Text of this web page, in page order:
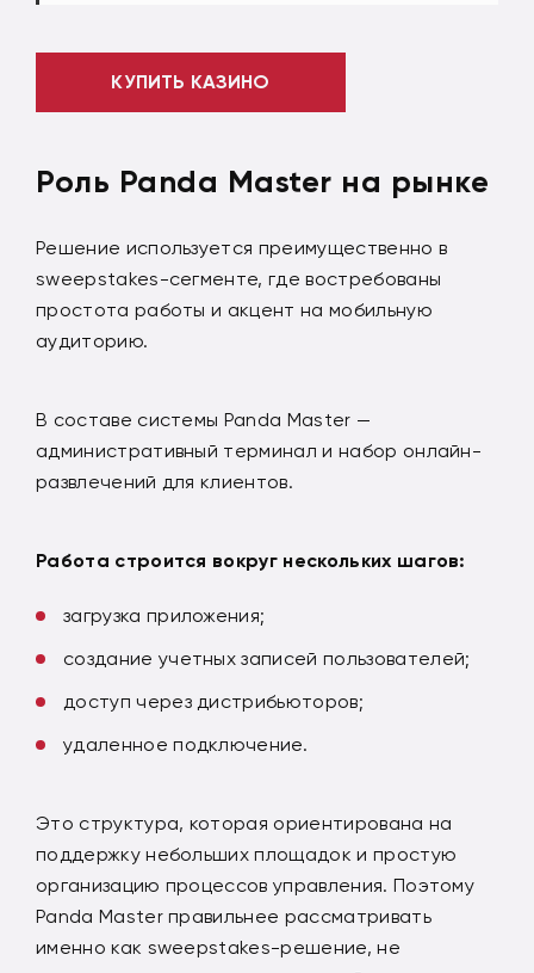
КУПИТЬ КАЗИНО
Роль Panda Master на рынке
Решение используется преимущественно в
sweepstakes-сегменте, где востребованы
простота работы и акцент на мобильную
аудиторию.
В составе системы Panda Master —
административный терминал и набор онлайн-
развлечений для клиентов.
Работа строится вокруг нескольких шагов:
загрузка приложения;
создание учетных записей пользователей;
доступ через дистрибьюторов;
удаленное подключение.
Это структура, которая ориентирована на
поддержку небольших площадок и простую
организацию процессов управления. Поэтому
Panda Master правильнее рассматривать
именно как sweepstakes-решение, не